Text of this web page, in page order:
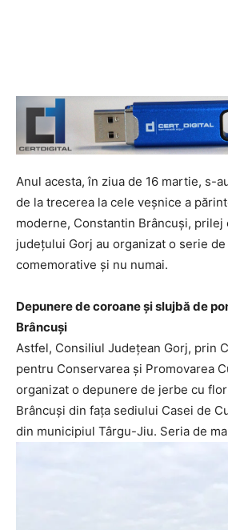
Anul acesta, în ziua de 16 martie, s-
de la trecerea la cele veșnice a
moderne, Constantin Brâncuși,
județului Gorj au organizat o serie
comemorative și nu numai.
Depunere de coroane și slujbă de
Brâncuși
Astfel, Consiliul Județean Gorj, prin
pentru Conservarea și Promovarea
organizat o depunere de jerbe cu
Brâncuși din fața sediului Casei de
din municipiul Târgu-Jiu. Seria de